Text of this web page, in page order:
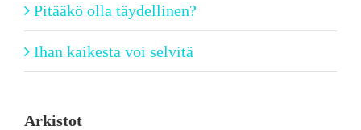
Pitääkö olla täydellinen?
Ihan kaikesta voi selvitä
Arkistot